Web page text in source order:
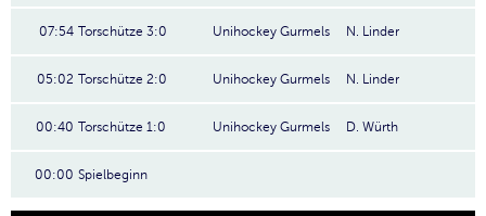
07:54 Torschütze 3:0 Unihockey Gurmels N. Linder
05:02 Torschütze 2:0 Unihockey Gurmels N. Linder
00:40 Torschütze 1:0 Unihockey Gurmels D. Würth
00:00 Spielbeginn